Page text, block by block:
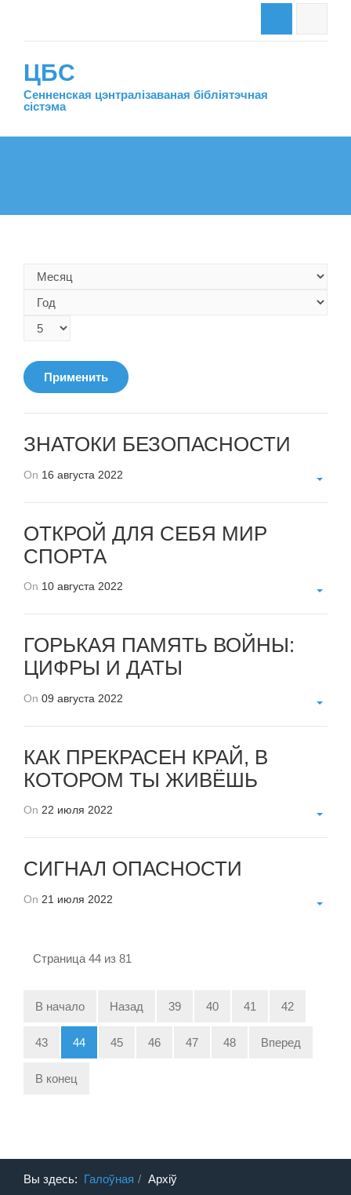
ЦБС
Сенненская цэнтралiзаваная бiблiятэчная
сiстэма
Применить
ЗНАТОКИ БЕЗОПАСНОСТИ
On 16 августа 2022
ОТКРОЙ ДЛЯ СЕБЯ МИР
СПОРТА
On 10 августа 2022
ГОРЬКАЯ ПАМЯТЬ ВОЙНЫ:
ЦИФРЫ И ДАТЫ
On 09 августа 2022
КАК ПРЕКРАСЕН КРАЙ, В
КОТОРОМ ТЫ ЖИВЁШЬ
On 22 июля 2022
СИГНАЛ ОПАСНОСТИ
On 21 июля 2022
Страница 44 из 81
В начало Назад 39 40 41 42
43 44 45 46 47 48 Вперед
В конец
Вы здесь: Галоўная Архіў